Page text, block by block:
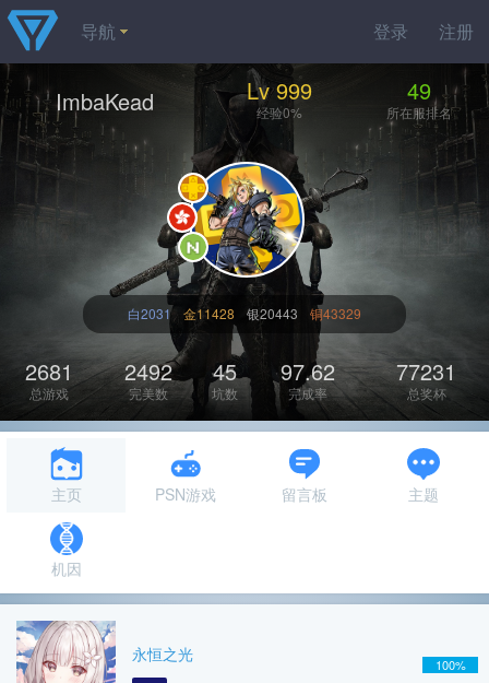
登录 注册
导航
ImbaKead Lv 999
经验0%
49
所在服排名
白2031 金11428 银20443 铜43329
2681
总游戏
2492
完美数
45
坑数
97.62
完成率
77231
总奖杯
主页 PSN游戏 留言板 主题
机因
永恒之光 100%